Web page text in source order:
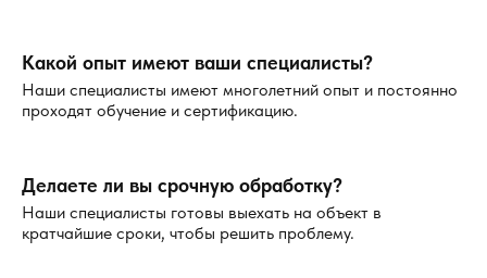
Перед началом обработки важно:
Убрать еду, посуду и личные вещи в закрытые
Обеспечить доступ к труднодоступным местам:
плинтусам, углам, трубам.
Вывести домашних животных на время обработки.
Какой опыт имеют ваши специалисты?
Наши специалисты имеют многолетний опыт и постоянно
проходят обучение и сертификацию.
Делаете ли вы срочную обработку?
Наши специалисты готовы выехать на объект в
кратчайшие сроки, чтобы решить проблему.